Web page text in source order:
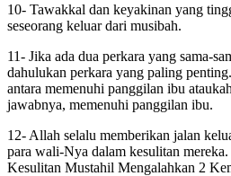
10- Tawakkal dan keyakinan yang
seseorang keluar dari musibah.
11- Jika ada dua perkara yang sama-
dahulukan perkara yang paling
antara memenuhi panggilan ibu
jawabnya, memenuhi panggilan ibu.
12- Allah selalu memberikan jalan
para wali-Nya dalam kesulitan
Kesulitan Mustahil Mengalahkan 2